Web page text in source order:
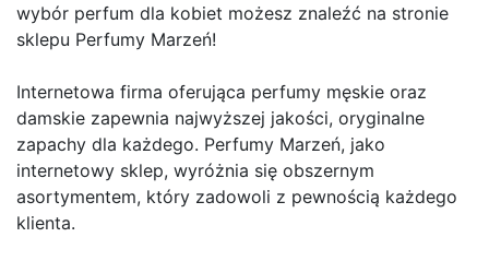
wybór perfum dla kobiet możesz znaleźć na stronie
sklepu Perfumy Marzeń!
Internetowa firma oferująca perfumy męskie oraz
damskie zapewnia najwyższej jakości, oryginalne
zapachy dla każdego. Perfumy Marzeń, jako
internetowy sklep, wyróżnia się obszernym
asortymentem, który zadowoli z pewnością każdego
klienta.